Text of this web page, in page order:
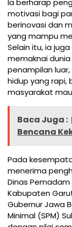
Ia berharap
motivasi bagi
berinovasi dan
yang mampu
Selain itu, ia
memaknai
penampilan
hidup yang rapi,
masyarakat
Baca Juga :
Bencana
Pada
menerima
Dinas
Kabupaten
Gubernur Jawa
Minimal (SPM)